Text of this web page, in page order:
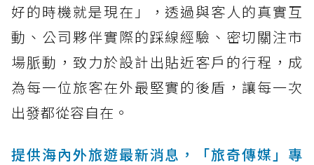
好的時機就是現在」，透過與客人的真實互
動、公司夥伴實際的踩線經驗、密切關注市
場脈動，致力於設計出貼近客戶的行程，成
為每一位旅客在外最堅實的後盾，讓每一次
出發都從容自在。
提供海內外旅遊最新消息，「旅奇傳媒」專